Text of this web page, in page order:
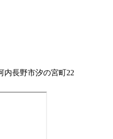
内長野市汐の宮町22